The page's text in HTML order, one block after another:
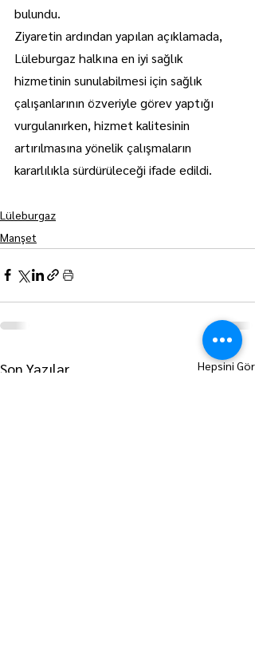
bulundu.
Ziyaretin ardından yapılan açıklamada,
Lüleburgaz halkına en iyi sağlık
hizmetinin sunulabilmesi için sağlık
çalışanlarının özveriyle görev yaptığı
vurgulanırken, hizmet kalitesinin
artırılmasına yönelik çalışmaların
kararlılıkla sürdürüleceği ifade edildi.
Lüleburgaz
Manşet
Son Yazılar Hepsini Gör